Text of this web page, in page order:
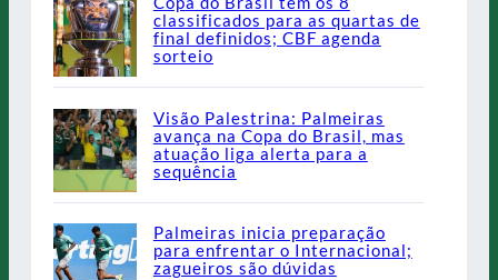
classificados para as quartas de
final definidos; CBF agenda
sorteio
Visão Palestrina: Palmeiras
avança na Copa do Brasil, mas
atuação liga alerta para a
sequência
Palmeiras inicia preparação
para enfrentar o Internacional;
zagueiros são dúvidas